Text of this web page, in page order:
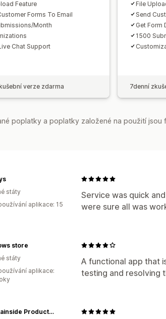
Feature
Forms To Email
Month
Chat Support
verze zdarma
File
Send
Get Form
1500
7denní
poplatky a poplatky založené na použití
Service was quick
were sure all was
státy
aplikace: 15
A functional app that
testing and resolving
store
státy
aplikace:
Mountainside Products - dba Greener Valley Trading